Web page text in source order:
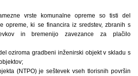
vrste komunalne opreme so tisti del
opreme, ki se financira iz sredstev, zbranih s
in bremenijo zavezance za plačilo
oziroma gradbeni inženirski objekt v skladu s
(NTPO) je seštevek vseh tlorisnih površin